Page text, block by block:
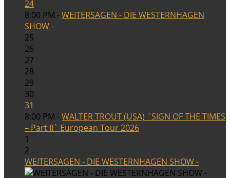
24
8:00 PM -WEITERSAGEN - DIE WESTERNHAGEN
SHOW -
25
26
27
28
29
30
31
8:00 PM -WALTER TROUT (USA) `SIGN OF THE TIMES
– Part II` European Tour 2026
1
2
WEITERSAGEN - DIE WESTERNHAGEN SHOW -